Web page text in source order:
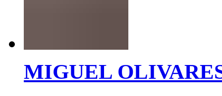
MIGUEL